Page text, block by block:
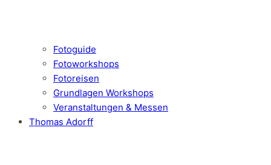
Fotoguide
Fotoworkshops
Fotoreisen
Grundlagen Workshops
Veranstaltungen & Messen
Thomas Adorff